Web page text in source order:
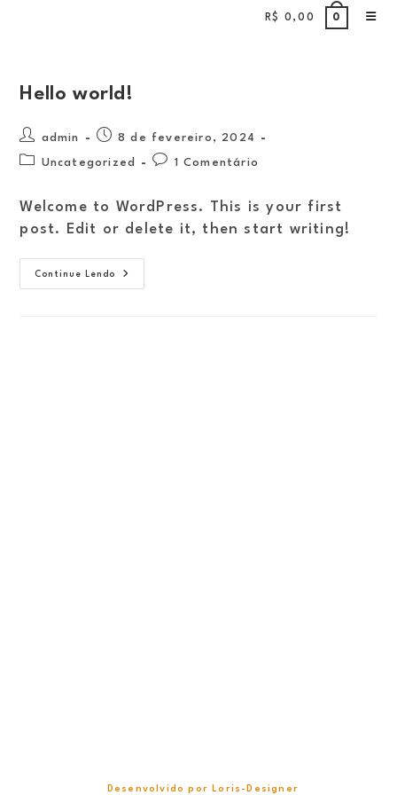
R$ 0,00 0
Hello world!
Autor
do
admin
Post
publicado:
8 de fevereiro, 2024
Categoria
post:
Uncategorized
Comentários
post:
1 Comentário
Welcome to WordPress. This is your first
post. Edit or delete it, then start writing!
Continue Lendo
Hello
Desenvolvido por Loris-Designer